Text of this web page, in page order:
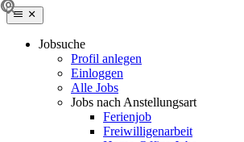
Jobsuche
Profil anlegen
Einloggen
Alle Jobs
Jobs nach Anstellungsart
Ferienjob
Freiwilligenarbeit